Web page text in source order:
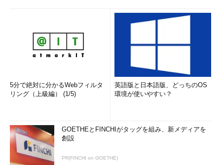
5分で絶対に分かるWebフィルタ
リング（上級編） (1/5)
英語版と日本語版、どっちのOS
環境が使いやすい？
GOETHEとFINCHIがタッグを組み、新メディアを
創設
PR(FINCHI on GOETHE)